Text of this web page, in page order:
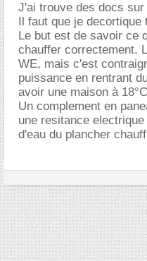
J'ai trouve des docs
Il faut que je decortique
Le but est de savoir ce
chauffer correctement.
WE, mais c'est
puissance en rentrant
avoir une maison à
Un complement en
une resitance
d'eau du plancher